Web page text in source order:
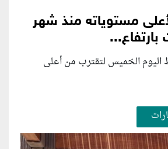
مستوياته منذ شهر
اليوم الخميس لتقترب من أعلى